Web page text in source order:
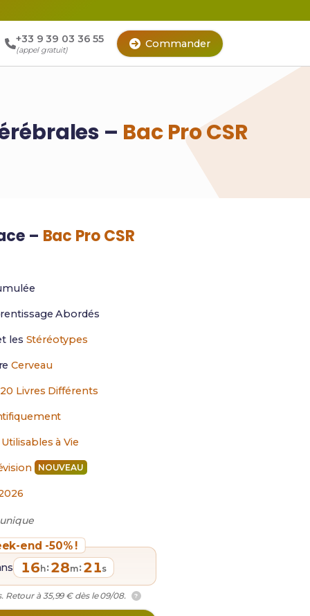
+33 9 39 03 36 55
(appel gratuit)
Commander
– Bac Pro CSR
– Bac Pro CSR
Abordés
les Stéréotypes
Cerveau
Livres Différents
Utilisables à Vie
NOUVEAU
end -50% !
16h:28m:20s
Retour à 35,99 € dès le 09/08. ?